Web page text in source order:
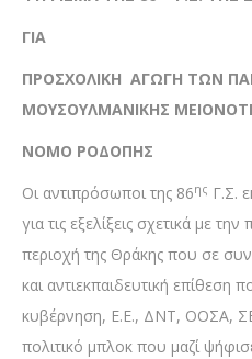
ΓΙΑ
ΠΡΟΣΧΟΛΙΚΗ ΑΓΩΓΗ ΤΩΝ
ΜΟΥΣΟΥΛΜΑΝΙΚΗΣ
ΝΟΜΟ ΡΟΔΟΠΗΣ
Οι αντιπρόσωποι της 86ης Γ.Σ.
για τις εξελίξεις σχετικά με
περιοχή της Θράκης που σε
και αντιεκπαιδευτική επίθεση
κυβέρνηση, Ε.Ε., ΔΝΤ, ΟΟΣΑ,
πολιτικό μπλοκ που μαζί